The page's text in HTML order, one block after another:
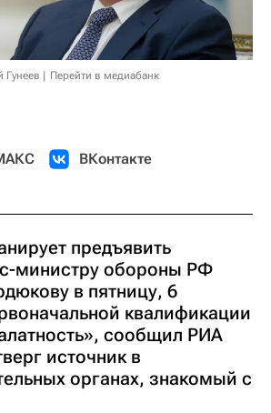
Гунеев Перейти в медиабанк
ВКонтакте
предъявить
министру обороны РФ
в пятницу, 6
квалификации
сообщил РИА
источник в
органах, знакомый с